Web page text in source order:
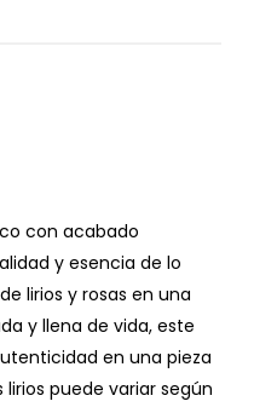
con acabado
y esencia de lo
lirios y rosas en una
y llena de vida, este
en una pieza
lirios puede variar según